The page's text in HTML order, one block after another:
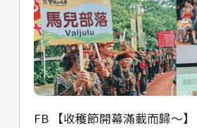
FB 【收穫節開幕滿載而歸～】 從昨天早上 我